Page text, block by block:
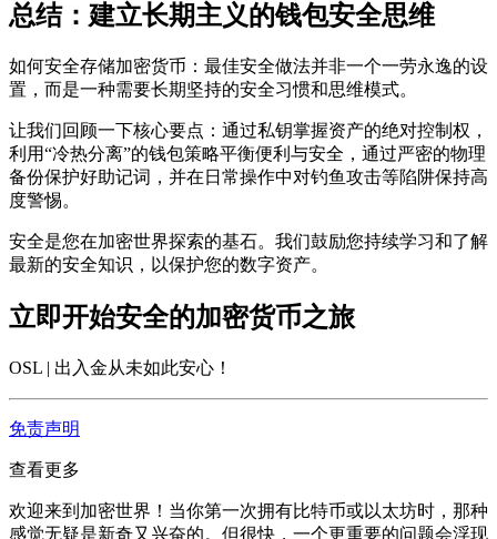
总结：建立长期主义的钱包安全思维
如何安全存储加密货币：最佳安全做法并非一个一劳永逸的设
置，而是一种需要长期坚持的安全习惯和思维模式。
让我们回顾一下核心要点：通过私钥掌握资产的绝对控制权，
利用“冷热分离”的钱包策略平衡便利与安全，通过严密的物理
备份保护好助记词，并在日常操作中对钓鱼攻击等陷阱保持高
度警惕。
安全是您在加密世界探索的基石。我们鼓励您持续学习和了解
最新的安全知识，以保护您的数字资产。
立即开始安全的加密货币之旅
OSL | 出入金从未如此安心 ！
免责声明
查看更多
欢迎来到加密世界！当你第一次拥有比特币或以太坊时，那种
感觉无疑是新奇又兴奋的。但很快，一个更重要的问题会浮现